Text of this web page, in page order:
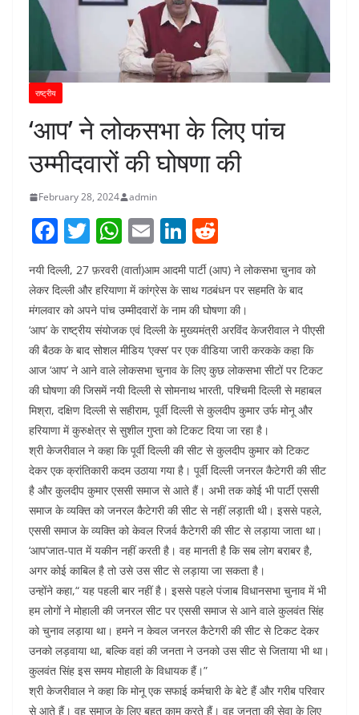
राष्ट्रीय
‘आप’ ने लोकसभा के लिए पांच
उम्मीदवारों की घोषणा की
February 28, 2024 admin
F
a
c
e
b
o
o
k
T
itt
er
W
at
s
A
p
p
E
ai
l
Li
n
k
e
dI
n
d
di
t
नयी दिल्ली, 27 फ़रवरी (वार्ता)आम आदमी पार्टी (आप) ने लोकसभा चुनाव को
लेकर दिल्ली और हरियाणा में कांग्रेस के साथ गठबंधन पर सहमति के बाद
मंगलवार को अपने पांच उम्मीदवारों के नाम की घोषणा की।
‘आप’ के राष्ट्रीय संयोजक एवं दिल्ली के मुख्यमंत्री अरविंद केजरीवाल ने पीएसी
की बैठक के बाद सोशल मीडिय ‘एक्स’ पर एक वीडिया जारी करकके कहा कि
आज ‘आप’ ने आने वाले लोकसभा चुनाव के लिए कुछ लोकसभा सीटों पर टिकट
की घोषणा की जिसमें नयी दिल्ली से सोमनाथ भारती, पश्चिमी दिल्ली से महाबल
मिश्रा, दक्षिण दिल्ली से सहीराम, पूर्वी दिल्ली से कुलदीप कुमार उर्फ मोनू और
हरियाणा में कुरुक्षेत्र से सुशील गुप्ता को टिकट दिया जा रहा है।
श्री केजरीवाल ने कहा कि पूर्वी दिल्ली की सीट से कुलदीप कुमार को टिकट
देकर एक क्रांतिकारी कदम उठाया गया है। पूर्वी दिल्ली जनरल कैटेगरी की सीट
है और कुलदीप कुमार एससी समाज से आते हैं। अभी तक कोई भी पार्टी एससी
समाज के व्यक्ति को जनरल कैटेगरी की सीट से नहीं लड़ाती थी। इससे पहले,
एससी समाज के व्यक्ति को केवल रिजर्व कैटेगरी की सीट से लड़ाया जाता था।
‘आप’जात-पात में यकीन नहीं करती है। वह मानती है कि सब लोग बराबर है,
अगर कोई काबिल है तो उसे उस सीट से लड़ाया जा सकता है।
उन्होंने कहा,“ यह पहली बार नहीं है। इससे पहले पंजाब विधानसभा चुनाव में भी
हम लोगों ने मोहाली की जनरल सीट पर एससी समाज से आने वाले कुलवंत सिंह
को चुनाव लड़ाया था। हमने न केवल जनरल कैटेगरी की सीट से टिकट देकर
उनको लड़वाया था, बल्कि वहां की जनता ने उनको उस सीट से जिताया भी था।
कुलवंत सिंह इस समय मोहाली के विधायक हैं।”
श्री केजरीवाल ने कहा कि मोनू एक सफाई कर्मचारी के बेटे हैं और गरीब परिवार
से आते हैं। वह समाज के लिए बहुत काम करते हैं। वह जनता की सेवा के लिए